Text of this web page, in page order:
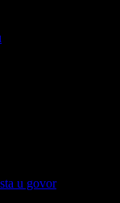
u govor